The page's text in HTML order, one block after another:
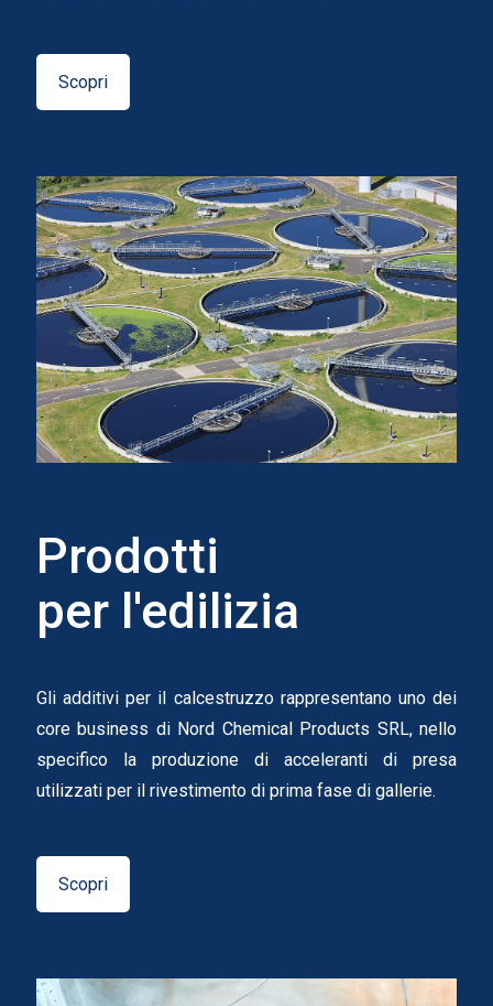
Scopri
Prodotti
per l'edilizia
Gli additivi per il calcestruzzo rappresentano uno dei
core business di Nord Chemical Products SRL, nello
specifico la produzione di acceleranti di presa
utilizzati per il rivestimento di prima fase di gallerie.
Scopri